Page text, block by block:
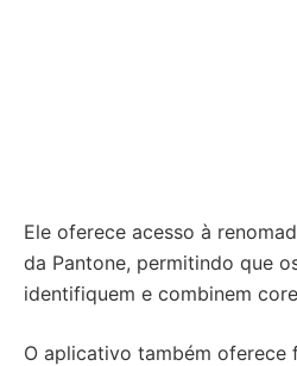
Ele oferece acesso à
da Pantone, permitindo que
identifiquem e combinem
O aplicativo também oferece